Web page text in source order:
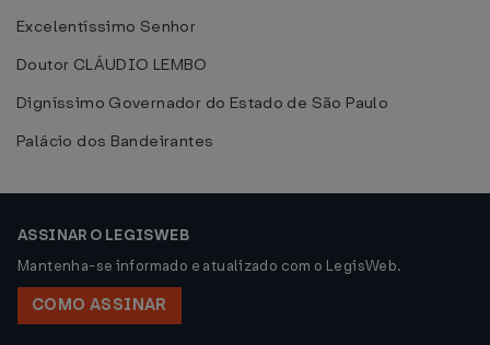
Excelentíssimo Senhor
Doutor CLÁUDIO LEMBO
Digníssimo Governador do Estado de São Paulo
Palácio dos Bandeirantes
ASSINAR O LEGISWEB
Mantenha-se informado e atualizado com o LegisWeb.
COMO ASSINAR